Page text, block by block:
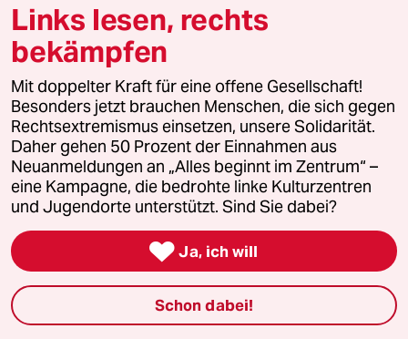
Le Monde diplomatique
taz Archiv
Mehr taz Angebote
Reisen
Kantine
Shop
Links lesen, rechts
bekämpfen
Mit doppelter Kraft für eine offene Gesellschaft!
Besonders jetzt brauchen Menschen, die sich gegen
Rechtsextremismus einsetzen, unsere Solidarität.
Daher gehen 50 Prozent der Einnahmen aus
Neuanmeldungen an „Alles beginnt im Zentrum“ –
eine Kampagne, die bedrohte linke Kulturzentren
und Jugendorte unterstützt. Sind Sie dabei?
 Ja, ich will
Schon dabei!